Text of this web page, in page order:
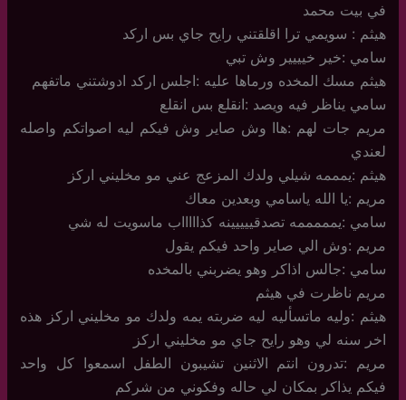
في بيت محمد
هيثم : سويمي ترا اقلقتني رايح جاي بس اركد
سامي :خير خيييير وش تبي
هيثم مسك المخده ورماها عليه :اجلس اركد ادوشتني ماتفهم
سامي يناظر فيه ويصد :انقلع بس انقلع
مريم جات لهم :هاا وش صاير وش فيكم ليه اصواتكم واصله
لعندي
هيثم :يمممه شيلي ولدك المزعج عني مو مخليني اركز
مريم :يا الله ياسامي وبعدين معاك
سامي :يمممممه تصدقييييينه كذاااااب ماسويت له شي
مريم :وش الي صاير واحد فيكم يقول
سامي :جالس اذاكر وهو يضربني بالمخده
مريم ناظرت في هيثم
هيثم :وليه ماتسأليه ليه ضربته يمه ولدك مو مخليني اركز هذه
اخر سنه لي وهو رايح جاي مو مخليني اركز
مريم :تدرون انتم الاثنين تشيبون الطفل اسمعوا كل واحد
فيكم يذاكر بمكان لي حاله وفكوني من شركم